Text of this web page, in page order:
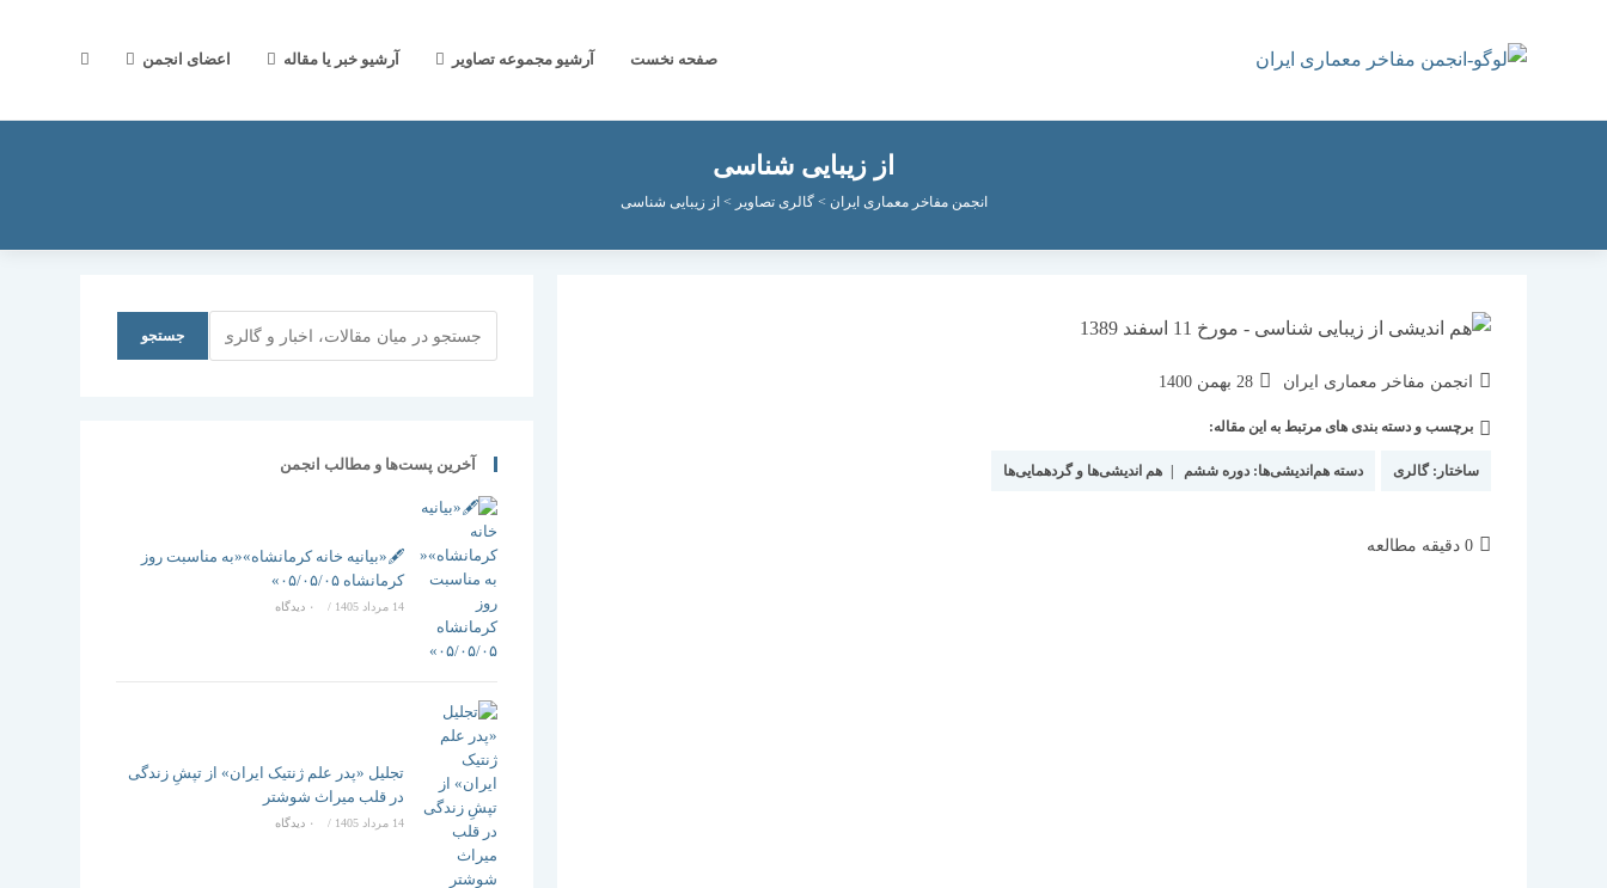
صفحه نخست آرشیو مجموعه تصاویر آرشیو خبر یا مقاله اعضای انجمن جستجوی
از زیبایی شناسی
انجمن مفاخر معماری ایران >گالری تصاویر > از زیبایی شناسی
نویسندهٔ
انجمن مفاخر معماری ایران
نوشته
شده
28 بهمن 1400
دسته‌برچسب و دسته بندی های مرتبط به این مقاله:
ساختار:گالری دسته هم‌اندیشی‌ها:دوره ششم هم اندیشی‌ها و گردهمایی‌ها
زمان
0 دقیقه مطالعه
جستجو
آخرین پست‌ها و مطالب انجمن
🖋️«بیانیه خانه کرمانشاه»«به مناسبت روز
کرمانشاه ۰۵/۰۵/۰۵»
14 مرداد 1405 / ۰ دیدگاه
تجلیل «پدر علم ژنتیک ایران» از تپشِ زندگی
در قلب میراث شوشتر
14 مرداد 1405 / ۰ دیدگاه